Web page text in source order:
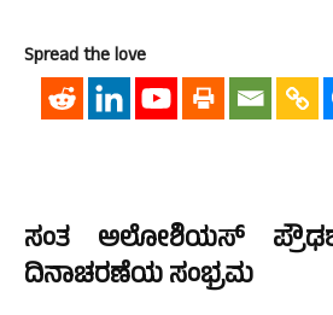
Spread the love
ಸಂತ ಅಲೋಶಿಯಸ್
ದಿನಾಚರಣೆಯ ಸಂಭ್ರಮ